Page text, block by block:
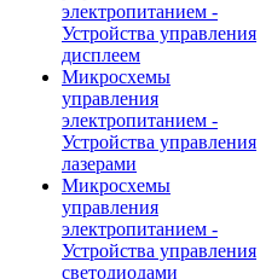
электропитанием -
Устройства управления
дисплеем
Микросхемы
управления
электропитанием -
Устройства управления
лазерами
Микросхемы
управления
электропитанием -
Устройства управления
светодиодами